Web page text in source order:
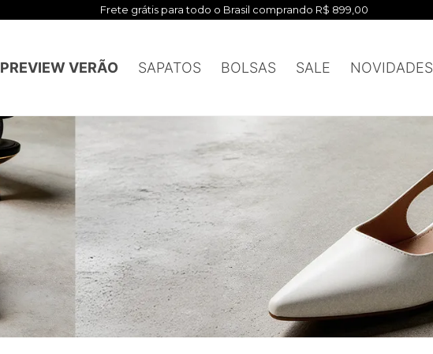
Frete grátis para todo o Brasil comprando R$ 899,00
PREVIEW VERÃO SAPATOS BOLSAS SALE NOVIDADES